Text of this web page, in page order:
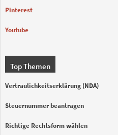
Pinterest
Youtube
Top Themen
Vertraulichkeitserklärung (NDA)
Steuernummer beantragen
Richtige Rechtsform wählen